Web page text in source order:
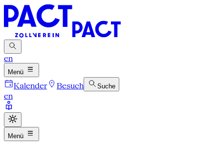
en
Menü
Kalender Besuch Suche
en
Menü